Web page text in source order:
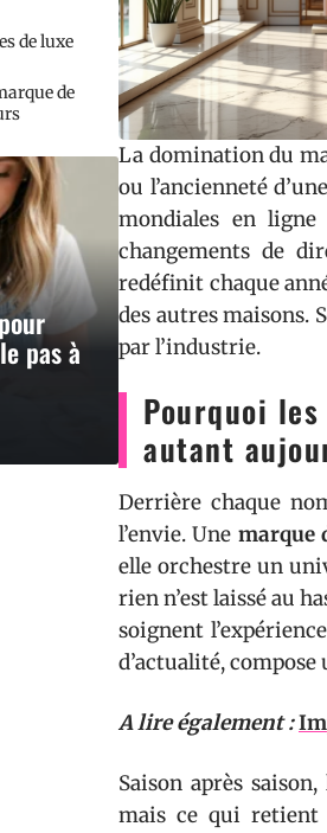
de luxe
de
pas à
La domination du
ou l’ancienneté
mondiales en ligne
changements de
redéfinit chaque
des autres maisons.
par l’industrie.
Pourquoi
autant
Derrière chaque
l’envie. Une marque
elle orchestre un
rien n’est laissé au
soignent
d’actualité,
A lire également :
Saison après
mais ce qui retient